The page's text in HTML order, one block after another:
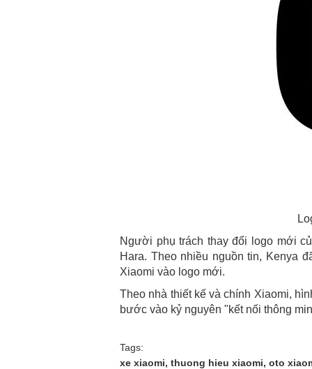
Người phụ trách thay đổi logo mới
Hara. Theo nhiều nguồn tin, Kenya
Xiaomi vào logo mới.
Theo nhà thiết kế và chính Xiaomi,
bước vào kỷ nguyên "kết nối thông
Tags:
xe xiaomi, thuong hieu xiaomi, oto